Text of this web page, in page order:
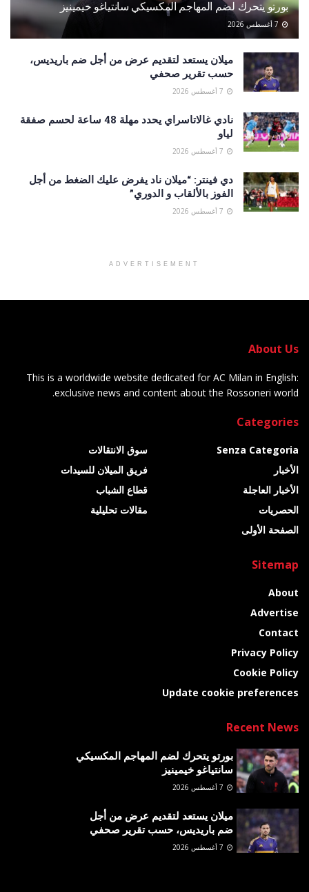
بورتو يتحرك لضم المهاجم المكسيكي سانتياغو خيمينيز
ميلان يستعد لتقديم عرض من أجل ضم باريديس،
حسب تقرير صحفي
نادي غالاتاسراي يحدد مهلة 48 ساعة لحسم صفقة
لياو
دي فينتر: “ميلان ناد يفرض عليك الضغط من أجل
الفوز بالألقاب و الدوري”
ADVERTISEMENT
About Us
This is a worldwide website dedicated for AC Milan in English:
exclusive news and content about the Rossoneri world.
Categories
Senza Categoria
الأخبار
الأخبار العاجلة
الحصريات
الصفحة الأولى
سوق الانتقالات
فريق الميلان للسيدات
قطاع الشباب
مقالات تحليلية
Sitemap
About
Advertise
Contact
Privacy Policy
Cookie Policy
Update cookie preferences
Recent News
بورتو يتحرك لضم المهاجم المكسيكي
سانتياغو خيمينيز
ميلان يستعد لتقديم عرض من أجل
ضم باريديس، حسب تقرير صحفي